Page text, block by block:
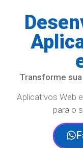
Transforme
Aplicativos Web
para o